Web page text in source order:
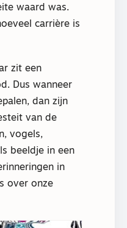
waard was.
carrière is
zit een
Dus wanneer
dan zijn
van de
vogels,
beeldje in een
in
over onze